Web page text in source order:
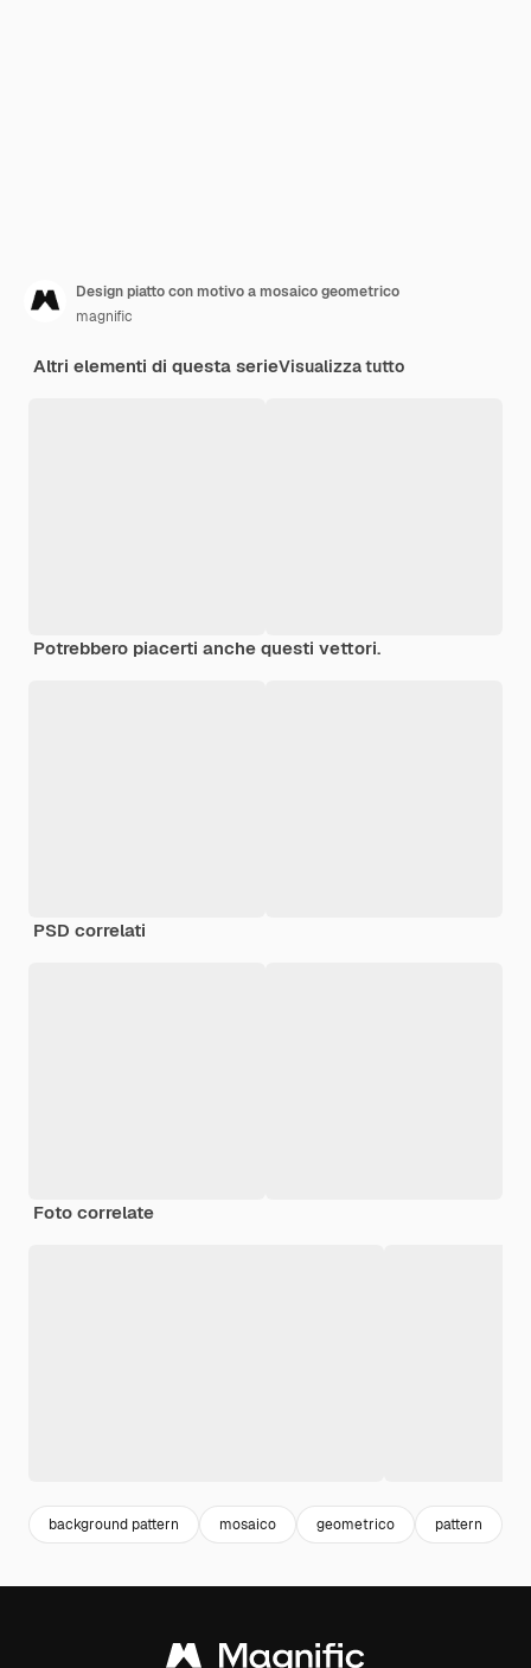
Design piatto con motivo a mosaico geometrico
magnific
Altri elementi di questa serieVisualizza tutto
Potrebbero piacerti anche questi vettori.
PSD correlati
Foto correlate
background pattern mosaico geometrico pattern